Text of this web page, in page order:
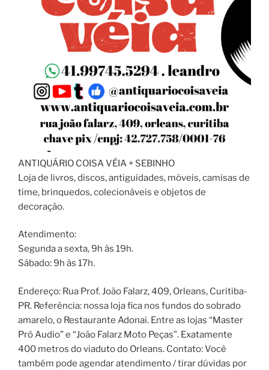
ANTIQUÁRIO COISA VÉIA + SEBINHO
Loja de livros, discos, antiguidades, móveis, camisas de
time, brinquedos, colecionáveis e objetos de
decoração.
Atendimento:
Segunda a sexta, 9h às 19h.
Sábado: 9h às 17h.
Endereço: Rua Prof. João Falarz, 409, Orleans, Curitiba-
PR. Referência: nossa loja fica nos fundos do sobrado
amarelo, o Restaurante Adonai. Entre as lojas “Master
Pró Audio” e “João Falarz Moto Peças”. Exatamente
400 metros do viaduto do Orleans. Contato: Você
também pode agendar atendimento / tirar dúvidas por